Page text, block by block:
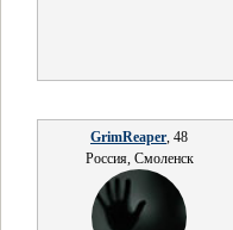
GrimReaper, 48
Россия, Смоленск